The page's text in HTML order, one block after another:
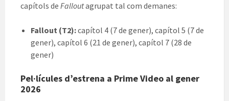
capítols de Falloutagrupat tal com demanes:
Fallout (T2):capítol 4 (7 de gener), capítol 5 (7 de
gener), capítol 6 (21 de gener), capítol 7 (28 de
gener)
Pel·lícules d’estrena a Prime Video al gener
2026